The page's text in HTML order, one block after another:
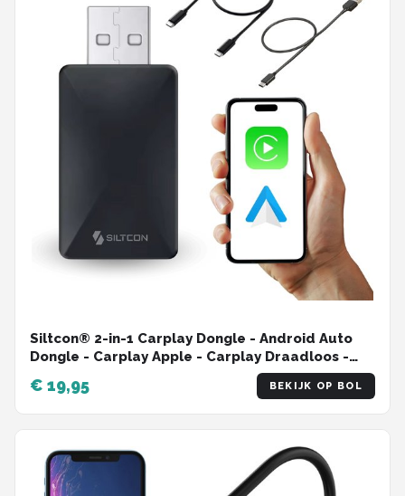
Siltcon® 2-in-1 Carplay Dongle - Android Auto
Dongle - Carplay Apple - Carplay Draadloos -
Wireless Carplay - Android Auto - USB - USB-C -
Zwart - 2024 Model
€ 19,95 BEKIJK OP BOL